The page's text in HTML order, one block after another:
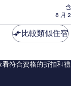
8 月
比較類似住宿
看符合資格的折扣和